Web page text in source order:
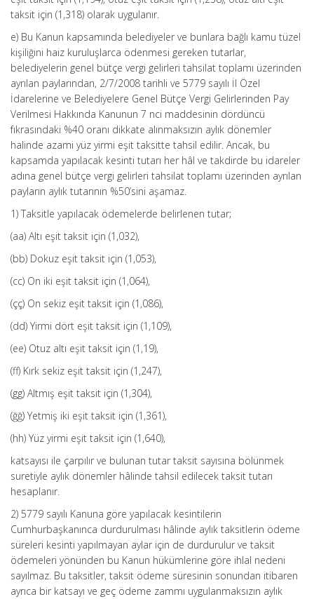
taksit için (1,318) olarak uygulanır.
e) Bu Kanun kapsamında belediyeler ve bunlara bağlı kamu tüzel
kişiliğini haiz kuruluşlarca ödenmesi gereken tutarlar,
belediyelerin genel bütçe vergi gelirleri tahsilat toplamı üzerinden
ayrılan paylarından, 2/7/2008 tarihli ve 5779 sayılı İl Özel
İdarelerine ve Belediyelere Genel Bütçe Vergi Gelirlerinden Pay
Verilmesi Hakkında Kanunun 7 nci maddesinin dördüncü
fıkrasındaki %40 oranı dikkate alınmaksızın aylık dönemler
halinde azami yüz yirmi eşit taksitte tahsil edilir. Ancak, bu
kapsamda yapılacak kesinti tutarı her hâl ve takdirde bu idareler
adına genel bütçe vergi gelirleri tahsilat toplamı üzerinden ayrılan
payların aylık tutarının %50’sini aşamaz.
1) Taksitle yapılacak ödemelerde belirlenen tutar;
(aa) Altı eşit taksit için (1,032),
(bb) Dokuz eşit taksit için (1,053),
(cc) On iki eşit taksit için (1,064),
(çç) On sekiz eşit taksit için (1,086),
(dd) Yirmi dört eşit taksit için (1,109),
(ee) Otuz altı eşit taksit için (1,19),
(ff) Kırk sekiz eşit taksit için (1,247),
(gg) Altmış eşit taksit için (1,304),
(ğğ) Yetmiş iki eşit taksit için (1,361),
(hh) Yüz yirmi eşit taksit için (1,640),
katsayısı ile çarpılır ve bulunan tutar taksit sayısına bölünmek
suretiyle aylık dönemler hâlinde tahsil edilecek taksit tutarı
hesaplanır.
2) 5779 sayılı Kanuna göre yapılacak kesintilerin
Cumhurbaşkanınca durdurulması hâlinde aylık taksitlerin ödeme
süreleri kesinti yapılmayan aylar için de durdurulur ve taksit
ödemeleri yönünden bu Kanun hükümlerine göre ihlal nedeni
sayılmaz. Bu taksitler, taksit ödeme süresinin sonundan itibaren
ayrıca bir katsayı ve geç ödeme zammı uygulanmaksızın aylık